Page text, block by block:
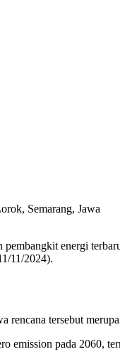
Semarang, Jawa
energi
11/2024).
tersebut
emission pada 2060,